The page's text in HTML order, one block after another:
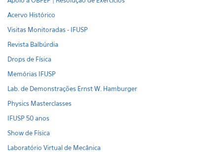
Acervo Histórico
Visitas Monitoradas - IFUSP
Revista Balbúrdia
Drops de Física
Memórias IFUSP
Lab. de Demonstrações Ernst W. Hamburger
Physics Masterclasses
IFUSP 50 anos
Show de Física
Laboratório Virtual de Mecânica